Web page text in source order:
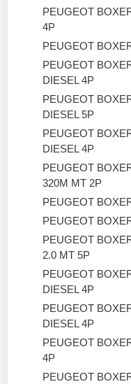
PEUGEOT
4P
PEUGEOT
PEUGEOT
DIESEL 4P
PEUGEOT
DIESEL 5P
PEUGEOT
DIESEL 4P
PEUGEOT
320M MT 2P
PEUGEOT
PEUGEOT
PEUGEOT
2.0 MT 5P
PEUGEOT
DIESEL 4P
PEUGEOT
DIESEL 4P
PEUGEOT
4P
PEUGEOT